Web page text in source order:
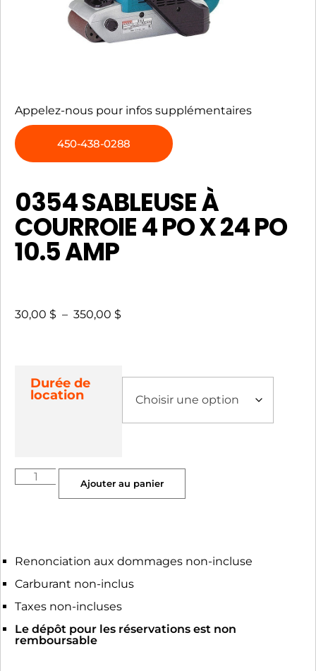
Appelez-nous pour infos supplémentaires
450-438-0288
0354 SABLEUSE À
COURROIE 4 PO X 24 PO
10.5 AMP
30,00 $ – 350,00 $
Durée de
location
Ajouter au panier
Renonciation aux dommages non-incluse
Carburant non-inclus
Taxes non-incluses
Le dépôt pour les réservations est non
remboursable